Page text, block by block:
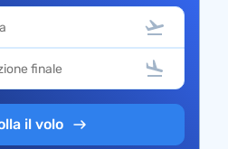
il volo